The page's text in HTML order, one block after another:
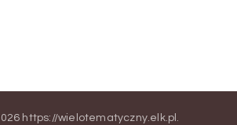
https://wielotematyczny.elk.pl .